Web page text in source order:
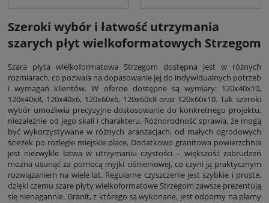
Szeroki wybór i łatwość utrzymania
szarych płyt wielkoformatowych Strzegom
Szara płyta wielkoformatowa Strzegom dostępna jest w różnych
rozmiarach, co pozwala na dopasowanie jej do indywidualnych potrzeb
i wymagań klientów. W ofercie dostępne są wymiary: 120x40x10,
120x40x8, 120x40x6, 120x60x6, 120x60x8 oraz 120x60x10. Tak szeroki
wybór umożliwia precyzyjne dostosowanie do konkretnego projektu,
niezależnie od jego skali i charakteru. Różnorodność sprawia, że mogą
być wykorzystywane w różnych aranżacjach, od małych ogrodowych
ścieżek po rozległe miejskie place. Dodatkowo granitowa powierzchnia
jest niezwykle łatwa w utrzymaniu czystości – większość zabrudzeń
można usunąć za pomocą myjki ciśnieniowej, co czyni ją praktycznym
rozwiązaniem na wiele lat. Regularne czyszczenie jest szybkie i proste,
dzięki czemu szare płyty wielkoformatowe Strzegom zawsze prezentują
się nienagannie. Granit, z którego są wykonane, jest odporny na plamy